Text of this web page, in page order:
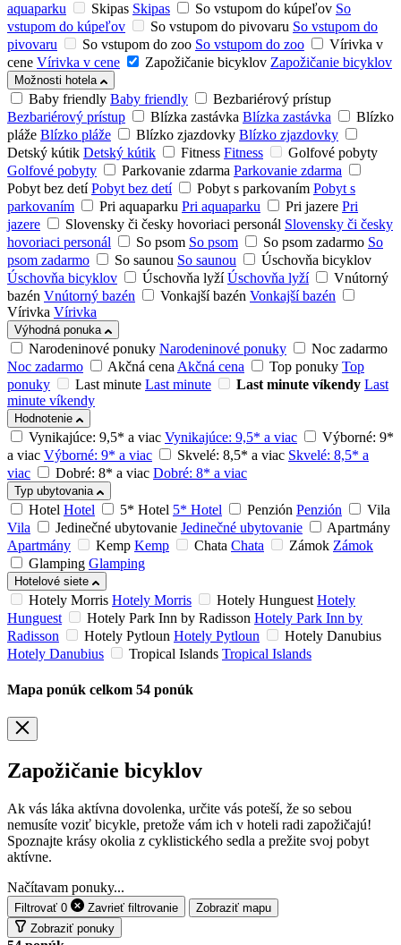
aquaparku
Skipas Skipas So vstupom do kúpeľov So
vstupom do kúpeľov
So vstupom do pivovaru So vstupom do
pivovaru
So vstupom do zoo So vstupom do zoo
Vírivka v
cene Vírivka v cene Zapožičanie bicyklov Zapožičanie bicyklov
Možnosti hotela
Baby friendly Baby friendly
Bezbariérový prístup
Bezbariérový prístup
Blízka zastávka Blízka zastávka
Blízko
pláže Blízko pláže Blízko zjazdovky Blízko zjazdovky
Detský kútik Detský kútik Fitness Fitness
Golfové pobyty
Golfové pobyty
Parkovanie zdarma Parkovanie zdarma
Pobyt bez detí Pobyt bez detí Pobyt s parkovaním Pobyt s
parkovaním
Pri aquaparku Pri aquaparku Pri jazere Pri
jazere
Slovensky či česky hovoriaci personál Slovensky či česky
hovoriaci personál
So psom So psom So psom zadarmo So
psom zadarmo
So saunou So saunou
Úschovňa bicyklov
Úschovňa bicyklov
Úschovňa lyží Úschovňa lyží
Vnútorný
bazén Vnútorný bazén Vonkajší bazén Vonkajší bazén
Vírivka Vírivka
Výhodná ponuka
Narodeninové ponuky Narodeninové ponuky
Noc zadarmo
Noc zadarmo
Akčná cenaAkčná cena Top ponuky Top
ponuky
Last minute Last minute Last minute víkendy Last
minute víkendy
Hodnotenie
Vynikajúce: 9,5* a viac Vynikajúce: 9,5* a viac
Výborné: 9*
a viac Výborné: 9* a viac Skvelé: 8,5* a viac Skvelé: 8,5* a
viac
Dobré: 8* a viac Dobré: 8* a viac
Typ ubytovania
Hotel Hotel 5* Hotel 5* Hotel Penzión Penzión
Vila
Vila
Jedinečné ubytovanie Jedinečné ubytovanie
Apartmány
Apartmány
Kemp Kemp Chata Chata Zámok Zámok
Glamping Glamping
Hotelové siete
Hotely Morris Hotely Morris Hotely Hunguest Hotely
Hunguest
Hotely Park Inn by Radisson Hotely Park Inn by
Radisson
Hotely Pytloun Hotely Pytloun
Hotely Danubius
Hotely Danubius
Tropical Islands Tropical Islands
Mapa ponúk celkom 54 ponúk
Zapožičanie bicyklov
Ak vás láka aktívna dovolenka, určite vás poteší, že so sebou
nemusíte voziť bicykle, pretože vám ich v hoteli radi zapožičajú!
Spoznajte krásy okolia z cyklistického sedla a prežite svoj pobyt
aktívne.
Načítavam ponuky...
Filtrovať 0 Zavrieť filtrovanie
Zobraziť mapu
Zobraziť ponuky